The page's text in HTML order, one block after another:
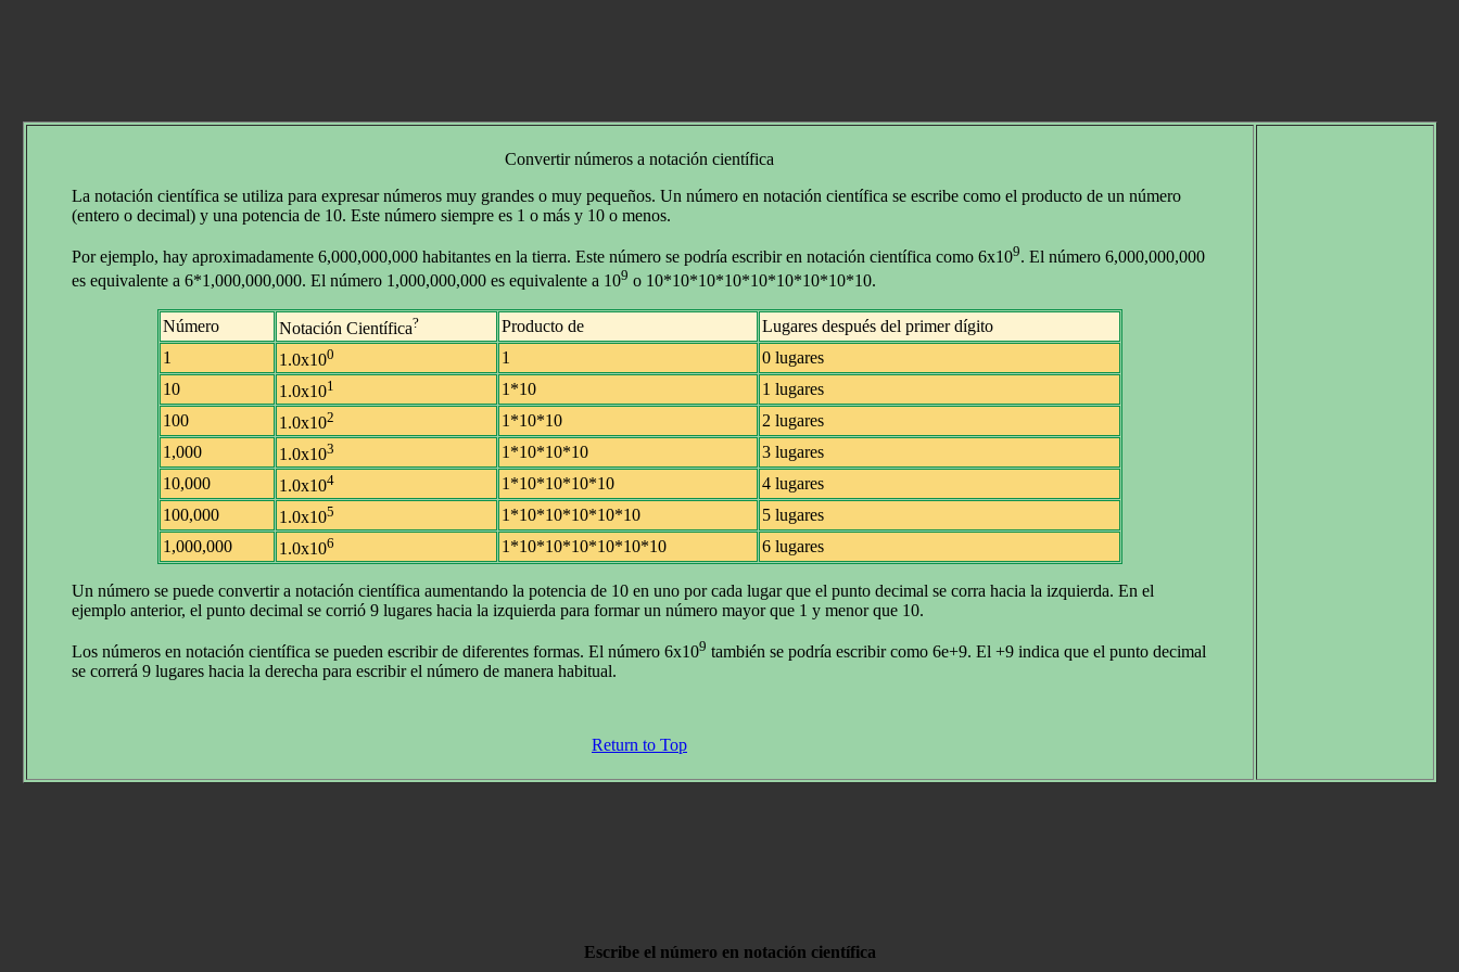
Convertir números a notación científica
La notación científica se utiliza para expresar números muy grandes o muy pequeños. Un número en notación científica se escribe como el producto de un número
(entero o decimal) y una potencia de 10. Este número siempre es 1 o más y 10 o menos.
Por ejemplo, hay aproximadamente 6,000,000,000 habitantes en la tierra. Este número se podría escribir en notación científica como 6x109. El número 6,000,000,000
es equivalente a 6*1,000,000,000. El número 1,000,000,000 es equivalente a 109 o 10*10*10*10*10*10*10*10*10.
Número Notación Científica? Producto de
Lugares después del primer dígito
1
1.0x100 1
0 lugares
10
1.0x101 1*10
1 lugares
100
1.0x102 1*10*10
2 lugares
1,000
1.0x103 1*10*10*10
3 lugares
10,000
1.0x104 1*10*10*10*10
4 lugares
100,000
1.0x105 1*10*10*10*10*10
5 lugares
1,000,000
1.0x106 1*10*10*10*10*10*10 6 lugares
Un número se puede convertir a notación científica aumentando la potencia de 10 en uno por cada lugar que el punto decimal se corra hacia la izquierda. En el
ejemplo anterior, el punto decimal se corrió 9 lugares hacia la izquierda para formar un número mayor que 1 y menor que 10.
Los números en notación científica se pueden escribir de diferentes formas. El número 6x109 también se podría escribir como 6e+9. El +9 indica que el punto decimal
se correrá 9 lugares hacia la derecha para escribir el número de manera habitual.
Return to Top
Escribe el número en notación científica